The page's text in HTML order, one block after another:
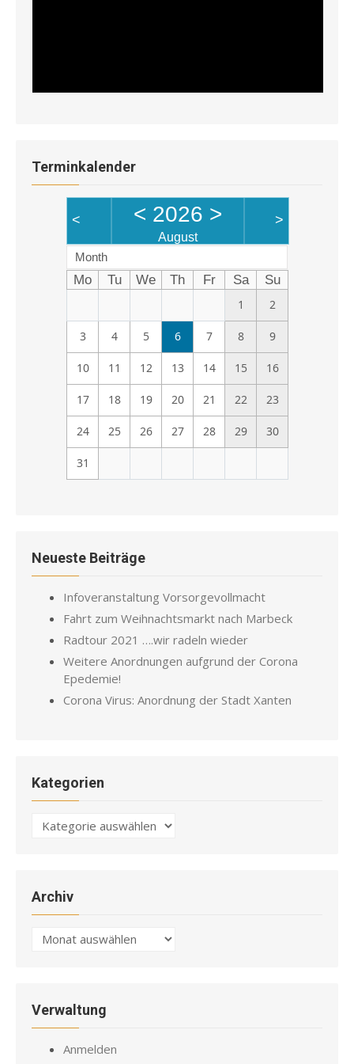
Terminkalender
< < 2026 >
August
>
Month
Mo Tu We Th Fr Sa
Su
1
2
3 4 5 6 7 8 9
10 11 12 13 14 15 16
17 18 19 20 21 22 23
24 25 26 27 28 29 30
31
Neueste Beiträge
Infoveranstaltung Vorsorgevollmacht
Fahrt zum Weihnachtsmarkt nach Marbeck
Radtour 2021 ….wir radeln wieder
Weitere Anordnungen aufgrund der Corona
Epedemie!
Corona Virus: Anordnung der Stadt Xanten
Kategorien
Kategorien
Archiv
Archiv
Verwaltung
Anmelden